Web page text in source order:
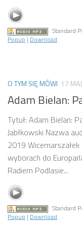
Standard
Popup | Download
O TYM SIĘ MÓWI 17
Adam Bielan:
Tytuł: Adam Bielan:
Jabłkowski Nazwa
2019
wyborach do
Radiem Podlasie...
Standard
Popup | Download